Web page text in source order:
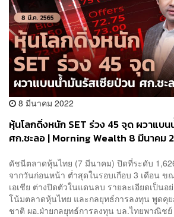
8 มีนาคม 2022
หุ้นโลกดิ่งหนัก SET ร่วง 45 จุด ผวาแบ
ศก.ชะลอ | Morning Wealth 8 มีนาคม
ดัชนีตลาดหุ้นไทย (7 มีนาคม) ปิดที่ระดับ
จากวันก่อนหน้า ต่ำสุดในรอบเกือบ 3 เดือน
เอเชีย ต่างปิดตัวในแดนลบ รายละเอียดเป็น
โน้มตลาดหุ้นไทย และกลยุทธ์การลงทุน พูดคุ
ชาติ ผอ.ฝ่ายกลยุทธ์การลงทุน บล.ไทยพาณิ